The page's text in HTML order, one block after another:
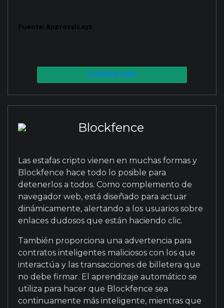
Fuente: Approvals.xyz
CONOCE MÁS
Blockfence
Las estafas cripto vienen en muchas formas y
Blockfence hace todo lo posible para
detenerlos a todos. Como complemento de
navegador web, está diseñado para actuar
dinámicamente, alertando a los usuarios sobre
enlaces dudosos que están haciendo clic.
También proporciona una advertencia para
contratos inteligentes maliciosos con los que
interactúa y las transacciones de billetera que
no debe firmar. El aprendizaje automático se
utiliza para hacer que Blockfence sea
continuamente más inteligente, mientras que